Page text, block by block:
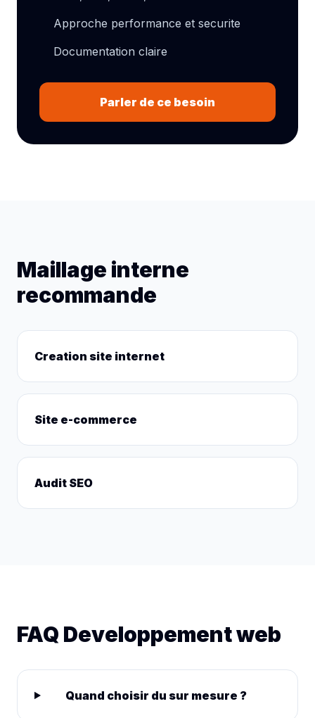
Approche performance et securite
Documentation claire
Parler de ce besoin
Maillage interne
recommande
Creation site internet
Site e-commerce
Audit SEO
FAQ Developpement web
Quand choisir du sur mesure ?